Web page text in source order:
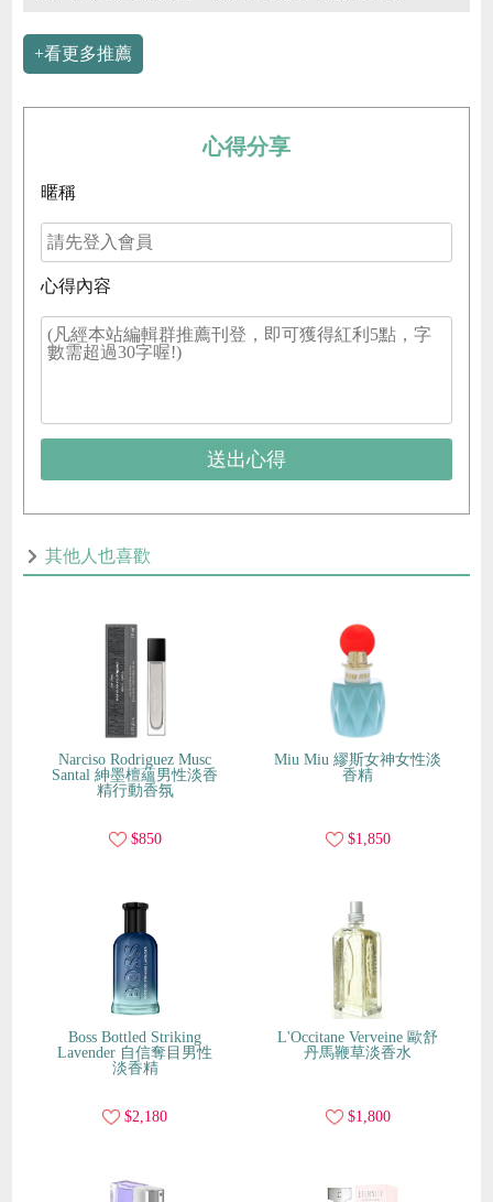
+看更多推薦
心得分享
暱稱
心得內容
送出心得
其他人也喜歡
Narciso Rodriguez Musc
Santal 紳墨檀蘊男性淡香
精行動香氛
$850
Miu Miu 繆斯女神女性淡
香精
$1,850
Boss Bottled Striking
Lavender 自信奪目男性
淡香精
$2,180
L'Occitane Verveine 歐舒
丹馬鞭草淡香水
$1,800